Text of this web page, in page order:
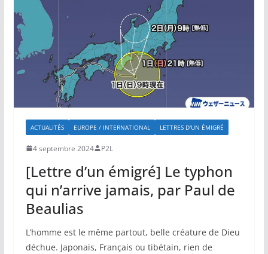
ACTUALITÉS EUROPE / INTERNATIONAL LETTRES D'UN ÉMIGRÉ
4 septembre 2024 P2L
[Lettre d’un émigré] Le typhon
qui n’arrive jamais, par Paul de
Beaulias
L’homme est le même partout, belle créature de Dieu
déchue. Japonais, Français ou tibétain, rien de